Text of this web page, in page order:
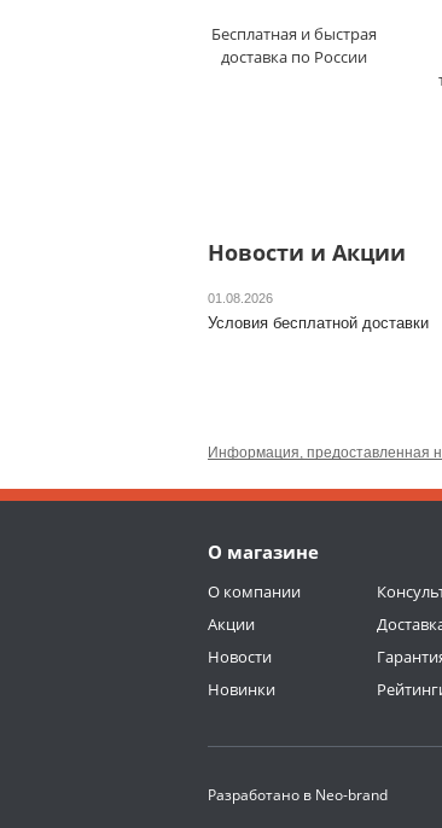
Бесплатная и быстрая
доставка по России
Новости и Акции
01.08.2026
Условия бесплатной доставки
Информация, предоставленная
О магазине
О компании
Акции
Новости
Новинки
Разработано в Neo-brand